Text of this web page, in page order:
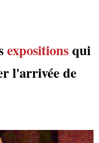
expositionsqui
l'arrivée de